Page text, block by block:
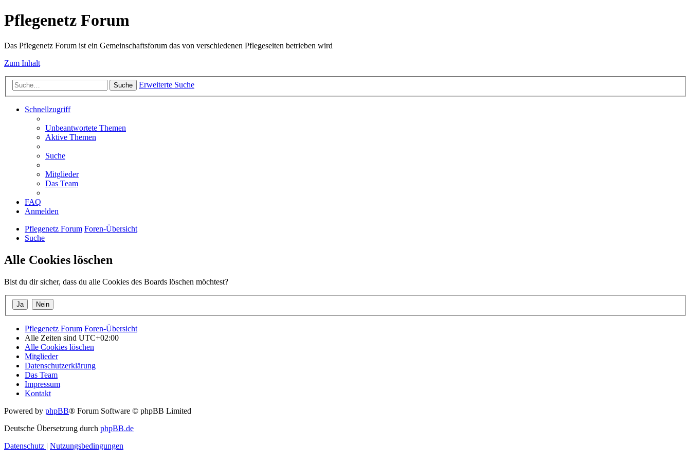
Pflegenetz Forum
Das Pflegenetz Forum ist ein Gemeinschaftsforum das von verschiedenen Pflegeseiten betrieben wird
Zum Inhalt
Suche Erweiterte Suche
Schnellzugriff
Unbeantwortete Themen
Aktive Themen
Suche
Mitglieder
Das Team
FAQ
Anmelden
Pflegenetz Forum Foren-Übersicht
Suche
Alle Cookies löschen
Bist du dir sicher, dass du alle Cookies des Boards löschen möchtest?
Pflegenetz Forum Foren-Übersicht
Alle Zeiten sind UTC+02:00
Alle Cookies löschen
Mitglieder
Datenschutzerklärung
Das Team
Impressum
Kontakt
Powered by phpBB® Forum Software © phpBB Limited
Deutsche Übersetzung durch phpBB.de
Datenschutz | Nutzungsbedingungen